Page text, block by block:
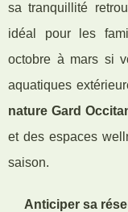
sa tranquillité
idéal pour les
octobre à mars si
aquatiques
nature Gard
et des espaces
saison.
Anticiper sa